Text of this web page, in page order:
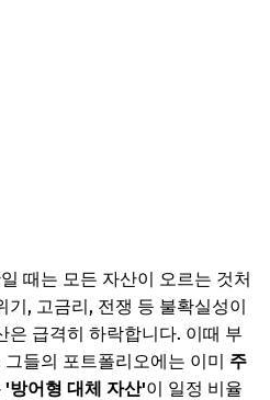
때는 모든 자산이 오르는 것처
기, 고금리, 전쟁 등 불확실성이
은 급격히 하락합니다. 이때 부
들의 포트폴리오에는 이미 주
방어형 대체 자산'이 일정 비율